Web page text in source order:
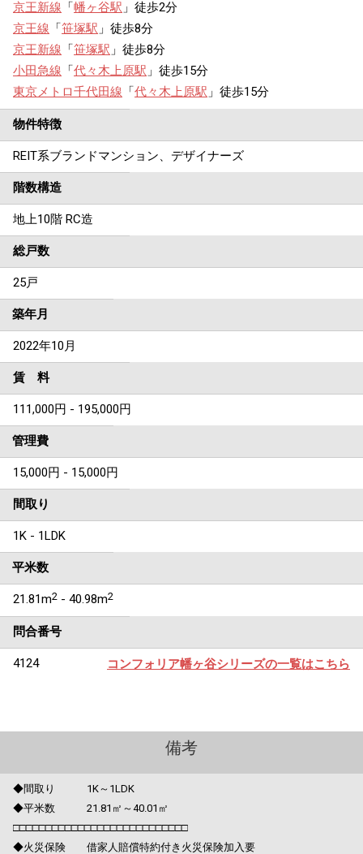
京王新線 「幡ヶ谷駅 」徒歩2分
京王線 「笹塚駅 」徒歩8分
京王新線 「笹塚駅 」徒歩8分
小田急線 「代々木上原駅 」徒歩15分
東京メトロ千代田線 「代々木上原駅 」徒歩15分
物件特徴
REIT系ブランドマンション、デザイナーズ
階数構造
地上10階 RC造
総戸数
25戸
築年月
2022年10月
賃 料
111,000円 - 195,000円
管理費
15,000円 - 15,000円
間取り
1K - 1LDK
平米数
21.81m2 - 40.98m2
問合番号
4124 コンフォリア幡ヶ谷シリーズの一覧はこちら
備考
◆間取り 1K～1LDK
◆平米数 21.81㎡～40.01㎡
□□□□□□□□□□□□□□□□□□□□□□□□□□□
◆火災保険 借家人賠償特約付き火災保険加入要